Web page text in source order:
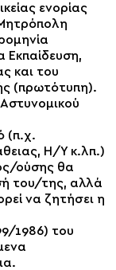
ενορίας
Εκπαίδευση,
και του
(πρωτότυπη).
(π.χ.
Η/Υ κ.λπ.)
ούσης θα
του/της, αλλά
να ζητήσει η
1986) του